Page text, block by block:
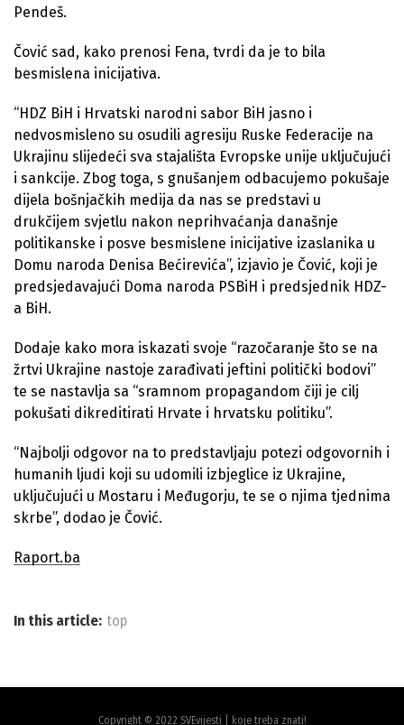
Pendeš.
Čović sad, kako prenosi Fena, tvrdi da je to bila
besmislena inicijativa.
“HDZ BiH i Hrvatski narodni sabor BiH jasno i
nedvosmisleno su osudili agresiju Ruske Federacije na
Ukrajinu slijedeći sva stajališta Evropske unije uključujući
i sankcije. Zbog toga, s gnušanjem odbacujemo pokušaje
dijela bošnjačkih medija da nas se predstavi u
drukčijem svjetlu nakon neprihvaćanja današnje
politikanske i posve besmislene inicijative izaslanika u
Domu naroda Denisa Bećirevića”, izjavio je Čović, koji je
predsjedavajući Doma naroda PSBiH i predsjednik HDZ-
a BiH.
Dodaje kako mora iskazati svoje “razočaranje što se na
žrtvi Ukrajine nastoje zarađivati jeftini politički bodovi”
te se nastavlja sa “sramnom propagandom čiji je cilj
pokušati dikreditirati Hrvate i hrvatsku politiku”.
“Najbolji odgovor na to predstavljaju potezi odgovornih i
humanih ljudi koji su udomili izbjeglice iz Ukrajine,
uključujući u Mostaru i Međugorju, te se o njima tjednima
skrbe”, dodao je Čović.
Raport.ba
In this article: top
Copyright © 2022 SVEvijesti | koje treba znati!